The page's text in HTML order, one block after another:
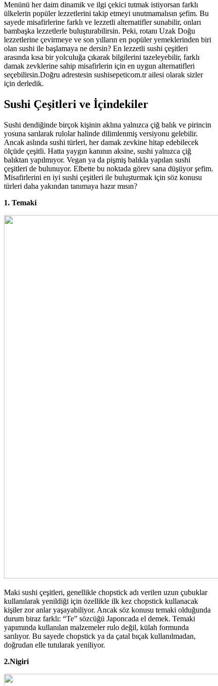
Menünü her daim dinamik ve ilgi çekici tutmak istiyorsan farklı
ülkelerin popüler lezzetlerini takip etmeyi unutmamalısın şefim. Bu
sayede misafirlerine farklı ve lezzetli alternatifler sunabilir, onları
bambaşka lezzetlerle buluşturabilirsin. Peki, rotanı Uzak Doğu
lezzetlerine çevirmeye ve son yılların en popüler yemeklerinden biri
olan sushi ile başlamaya ne dersin? En lezzetli sushi çeşitleri
arasında kısa bir yolculuğa çıkarak bilgilerini tazeleyebilir, farklı
damak zevklerine sahip misafirlerin için en uygun alternatifleri
seçebilirsin.Doğru adrestesin sushisepeticom.tr ailesi olarak sizler
için derledik.
Sushi Çeşitleri ve İçindekiler
Sushi dendiğinde birçok kişinin aklına yalnızca çiğ balık ve pirincin
yosuna sarılarak rulolar halinde dilimlenmiş versiyonu gelebilir.
Ancak aslında sushi türleri, her damak zevkine hitap edebilecek
ölçüde çeşitli. Hatta yaygın kanının aksine, sushi yalnızca çiğ
balıktan yapılmıyor. Vegan ya da pişmiş balıkla yapılan sushi
çeşitleri de bulunuyor. Elbette bu noktada görev sana düşüyor şefim.
Misafirlerini en iyi sushi çeşitleri ile buluşturmak için söz konusu
türleri daha yakından tanımaya hazır mısın?
1. Temaki
Maki sushi çeşitleri, genellikle chopstick adı verilen uzun çubuklar
kullanılarak yenildiği için özellikle ilk kez chopstick kullanacak
kişiler zor anlar yaşayabiliyor. Ancak söz konusu temaki olduğunda
durum biraz farklı: “Te” sözcüğü Japoncada el demek. Temaki
yapımında kullanılan malzemeler rulo değil, külah formunda
sarılıyor. Bu sayede chopstick ya da çatal bıçak kullanılmadan,
doğrudan elle tutularak yeniliyor.
2.Nigiri